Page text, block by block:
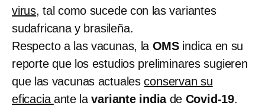
virus, tal como sucede con las variantes
sudafricana y brasileña.
Respecto a las vacunas, la OMS indica en su
reporte que los estudios preliminares sugieren
que las vacunas actualesconservan su
eficacia ante lavariante india de Covid-19.